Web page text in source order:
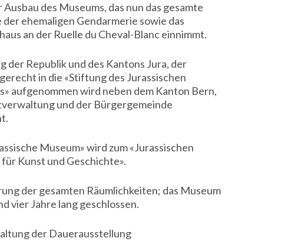
des Museums, das nun das gesamte
der ehemaligen Gendarmerie sowie das
an der Ruelle du Cheval-Blanc einnimmt.
der Republik und des Kantons Jura, der
in die «Stiftung des Jurassischen
aufgenommen wird neben dem Kanton Bern,
und der Bürgergemeinde
Museum» wird zum «Jurassischen
Kunst und Geschichte».
der gesamten Räumlichkeiten; das Museum
vier Jahre lang geschlossen.
der Dauerausstellung